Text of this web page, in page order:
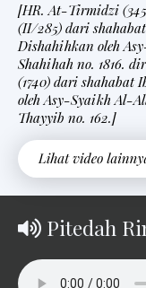
[HR. At-Tirmidzi
(II/285) dari
Dishahihkan oleh
Shahihah no. 1816.
(1740) dari shahabat
oleh Asy-Syaikh Al-
Thayyib no. 162.]
Pitedah